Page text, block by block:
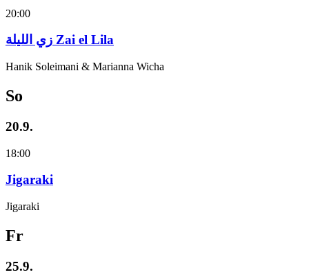
20:00
زي‌ اللیلة Zai el Lila
Hanik Soleimani & Marianna Wicha
So
20.9.
18:00
Jigaraki
Jigaraki
Fr
25.9.